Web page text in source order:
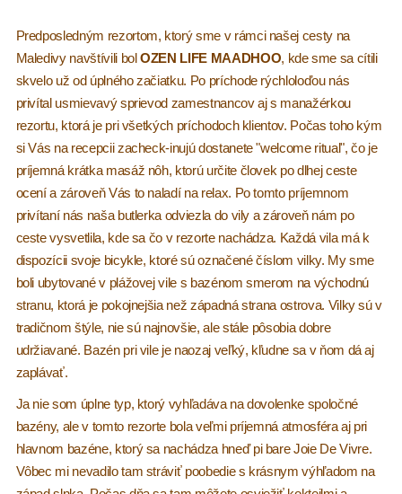
Predposledným rezortom, ktorý sme v rámci našej cesty na
Maledivy navštívili bolOZEN LIFE MAADHOO, kde sme sa cítili
skvelo už od úplného začiatku. Po príchode rýchloloďou nás
privítal usmievavý sprievod zamestnancov aj s manažérkou
rezortu, ktorá je pri všetkých príchodoch klientov. Počas toho kým
si Vás na recepcii zacheck-inujú dostanete "welcome ritual", čo je
príjemná krátka masáž nôh, ktorú určite človek po dlhej ceste
ocení a zároveň Vás to naladí na relax. Po tomto príjemnom
privítaní nás naša butlerka odviezla do vily a zároveň nám po
ceste vysvetlila, kde sa čo v rezorte nachádza. Každá vila má k
dispozícii svoje bicykle, ktoré sú označené číslom vilky. My sme
boli ubytované v plážovej vile s bazénom smerom na východnú
stranu, ktorá je pokojnejšia než západná strana ostrova. Vilky sú v
tradičnom štýle, nie sú najnovšie, ale stále pôsobia dobre
udržiavané. Bazén pri vile je naozaj veľký, kľudne sa v ňom dá aj
zaplávať.
Ja nie som úplne typ, ktorý vyhľadáva na dovolenke spoločné
bazény, ale v tomto rezorte bola veľmi príjemná atmosféra aj pri
hlavnom bazéne, ktorý sa nachádza hneď pi bare Joie De Vivre.
Vôbec mi nevadilo tam stráviť poobedie s krásnym výhľadom na